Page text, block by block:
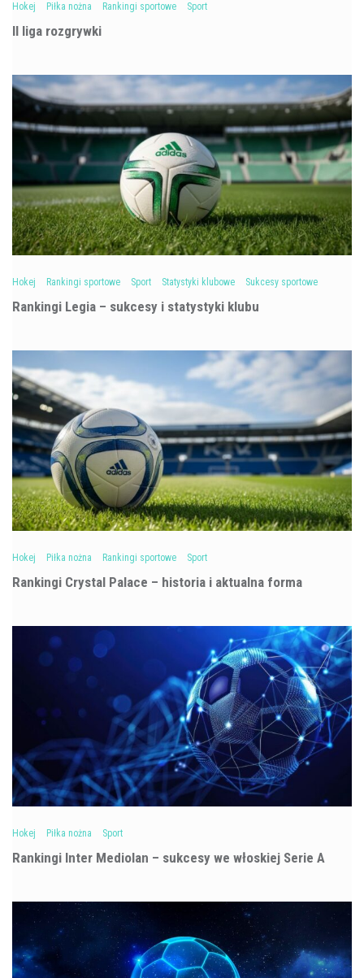
Hokej Piłka nożna Rankingi sportowe Sport
II liga rozgrywki
Hokej Rankingi sportowe Sport Statystyki klubowe Sukcesy sportowe
Rankingi Legia – sukcesy i statystyki klubu
Hokej Piłka nożna Rankingi sportowe Sport
Rankingi Crystal Palace – historia i aktualna forma
Hokej Piłka nożna Sport
Rankingi Inter Mediolan – sukcesy we włoskiej Serie A